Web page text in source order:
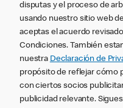
disputas y el proceso de
usando nuestro sitio web
aceptas el acuerdo
Condiciones. También
nuestra Declaración de
propósito de reflejar cómo
con ciertos socios
publicidad relevante.